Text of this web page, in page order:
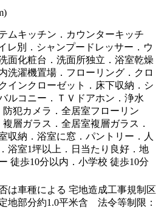
ムキッチン．カウンターキッチ
レ別．シャンプードレッサー．ウ
面化粧台．洗面所独立．浴室乾燥
洗濯機置場．フローリング．クロ
インクローゼット．床下収納．シ
ルコニー．ＴＶドアホン．浄水
犯カメラ．全居室フローリン
層ガラス．全居室複層ガラス．
収納．浴室に窓．パントリー．人
浴室1坪以上．日当たり良好．地
徒歩10分以内．小学校 徒歩10分
車種による 宅地造成工事規制区
地部分約1.0平米含 法令等制限：